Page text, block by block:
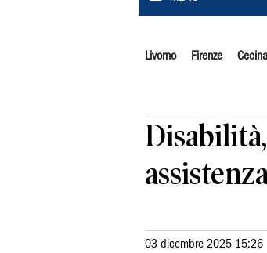
Livorno Firenze
03 dicembre 2025 15:26